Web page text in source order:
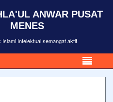
ANWAR PUSAT
MENES
Islami Intelektual semangat aktif